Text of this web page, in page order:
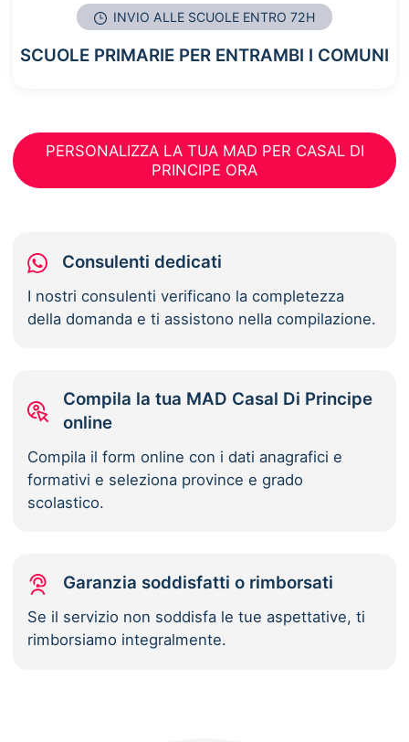
INVIO ALLE SCUOLE ENTRO 72H
SCUOLE PRIMARIE PER ENTRAMBI I COMUNI
PERSONALIZZA LA TUA MAD PER CASAL DI
PRINCIPE ORA
Consulenti dedicati
I nostri consulenti verificano la completezza
della domanda e ti assistono nella compilazione.
Compila la tua MAD Casal Di Principe
online
Compila il form online con i dati anagrafici e
formativi e seleziona province e grado
scolastico.
Garanzia soddisfatti o rimborsati
Se il servizio non soddisfa le tue aspettative, ti
rimborsiamo integralmente.